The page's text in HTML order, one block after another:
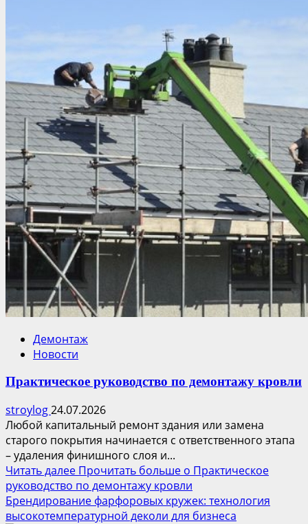
Демонтаж
Новости
Практическое руководство по демонтажу кровли
stroylog24.07.2026
Любой капитальный ремонт здания или замена
старого покрытия начинается с ответственного этапа
– удаления финишного слоя и...
Читать далее Прочитать больше о Практическое
руководство по демонтажу кровли
Брендирование фарфоровых кружек: технология
высокотемпературной деколи для бизнеса